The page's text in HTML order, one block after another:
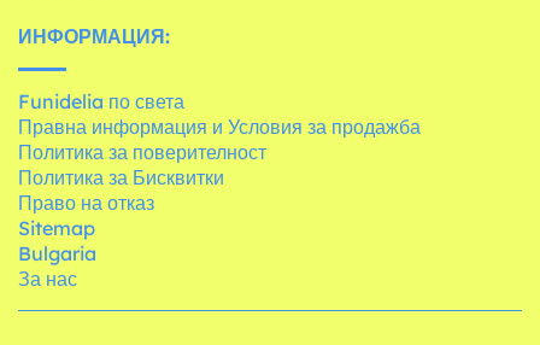
ИНФОРМАЦИЯ:
Funidelia по света
Правна информация и Условия за продажба
Политика за поверителност
Политика за Бисквитки
Право на отказ
Sitemap
Bulgaria
За нас